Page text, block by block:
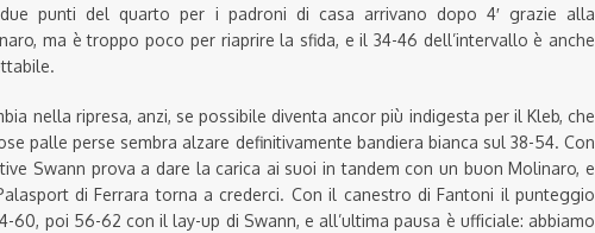
punti del quarto per i padroni di casa arrivano dopo 4′ grazie alla
ma è troppo poco per riaprire la sfida, e il 34-46 dell’intervallo è anche
nella ripresa, anzi, se possibile diventa ancor più indigesta per il Kleb, che
palle perse sembra alzare definitivamente bandiera bianca sul 38-54. Con
Swann prova a dare la carica ai suoi in tandem con un buon Molinaro, e
di Ferrara torna a crederci. Con il canestro di Fantoni il punteggio
60, poi 56-62 con il lay-up di Swann, e all’ultima pausa è ufficiale: abbiamo